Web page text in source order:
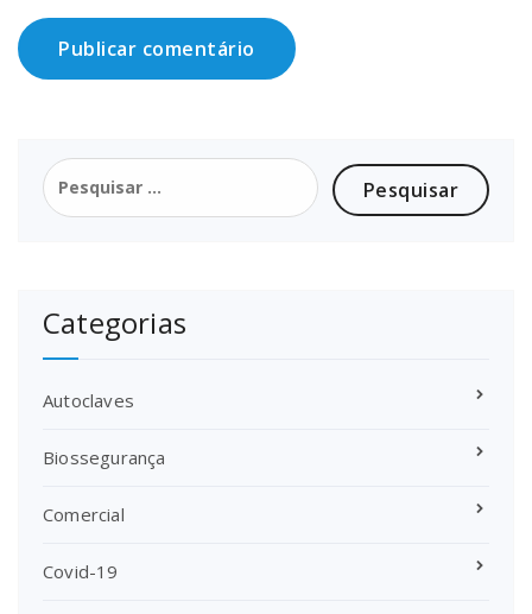
Pesquisar
por:
Categorias
Autoclaves
Biossegurança
Comercial
Covid-19